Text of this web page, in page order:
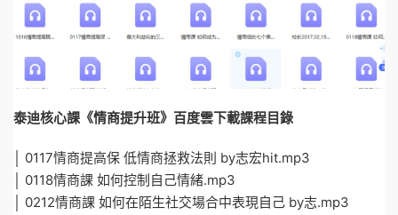
泰迪核心課《情商提升班》百度雲下載課程目錄
│ 0117情商提高保 低情商拯救法則 by志宏hit.mp3
│ 0118情商課 如何控制自己情緒.mp3
│ 0212情商課 如何在陌生社交場合中表現自己 by志.mp3